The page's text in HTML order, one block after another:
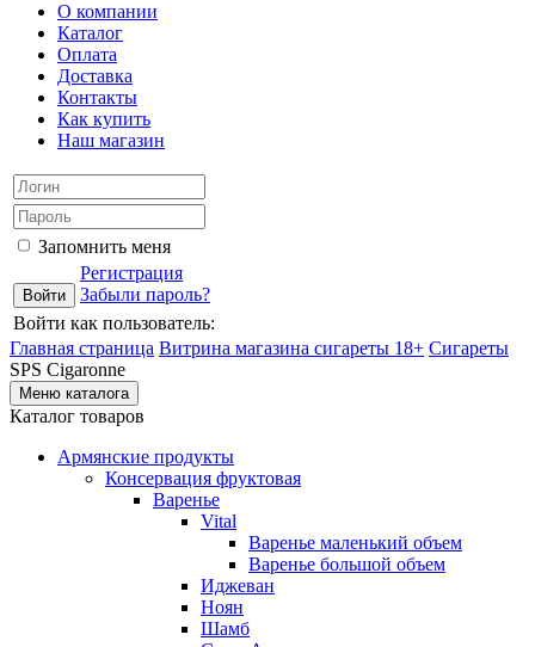
О компании
Каталог
Оплата
Доставка
Контакты
Как купить
Наш магазин
Запомнить меня
Регистрация
Забыли пароль?
Войти как пользователь:
Главная страница Витрина магазина сигареты 18+ Cигареты
SPS Cigaronne
Меню каталога
Каталог товаров
Армянские продукты
Консервация фруктовая
Варенье
Vital
Варенье маленький объем
Варенье большой объем
Иджеван
Ноян
Шамб